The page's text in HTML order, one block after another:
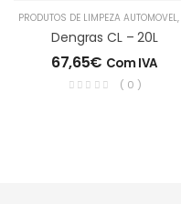
PRODUTOS DE LIMPEZA AUTOMÓVEL,
Dengras CL – 20L
67,65€ Com IVA
( 0 )